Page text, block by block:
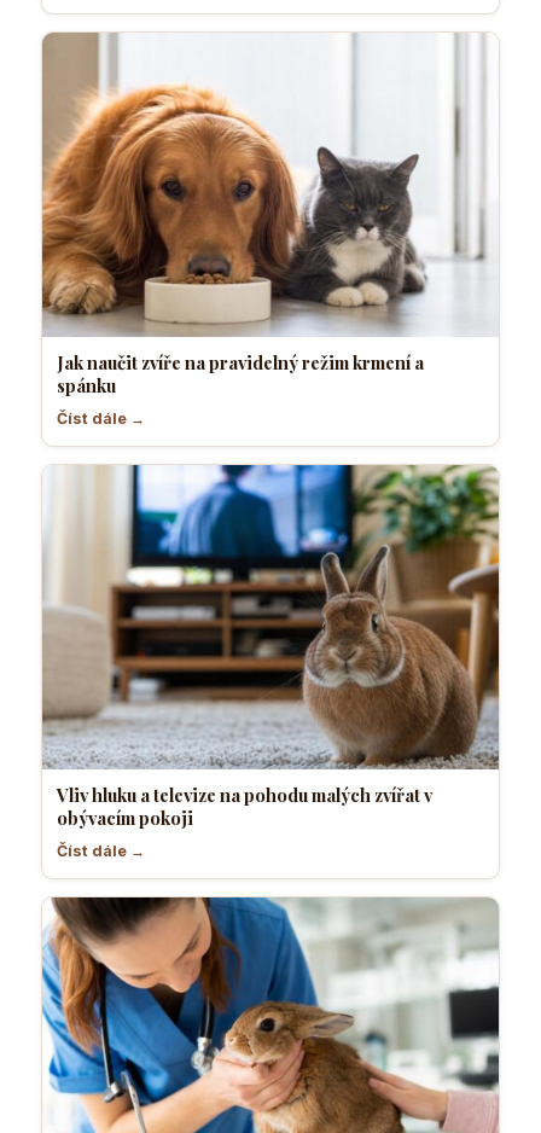
Jak naučit zvíře na pravidelný režim krmení a
spánku
Číst dále →
Vliv hluku a televize na pohodu malých zvířat v
obývacím pokoji
Číst dále →